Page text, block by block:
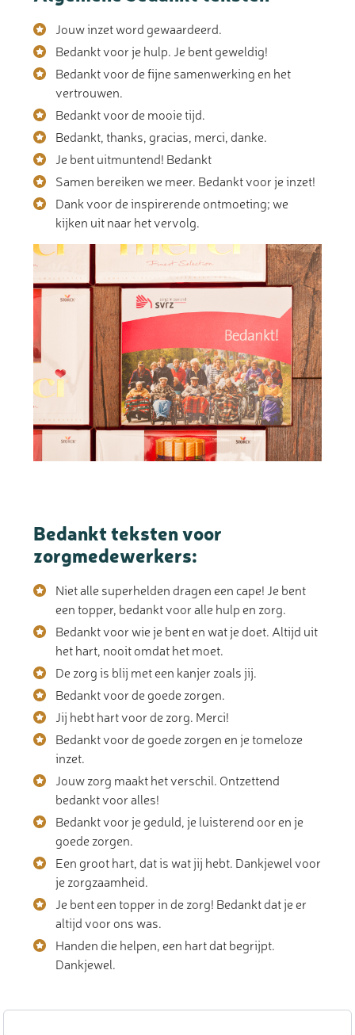
Jouw inzet word gewaardeerd.
Bedankt voor je hulp. Je bent geweldig!
Bedankt voor de fijne samenwerking en het
vertrouwen.
Bedankt voor de mooie tijd.
Bedankt, thanks, gracias, merci, danke.
Je bent uitmuntend! Bedankt
Samen bereiken we meer. Bedankt voor je inzet!
Dank voor de inspirerende ontmoeting; we
kijken uit naar het vervolg.
Bedankt teksten voor
zorgmedewerkers:
Niet alle superhelden dragen een cape! Je bent
een topper, bedankt voor alle hulp en zorg.
Bedankt voor wie je bent en wat je doet. Altijd uit
het hart, nooit omdat het moet.
De zorg is blij met een kanjer zoals jij.
Bedankt voor de goede zorgen.
Jij hebt hart voor de zorg. Merci!
Bedankt voor de goede zorgen en je tomeloze
inzet.
Jouw zorg maakt het verschil. Ontzettend
bedankt voor alles!
Bedankt voor je geduld, je luisterend oor en je
goede zorgen.
Een groot hart, dat is wat jij hebt. Dankjewel voor
je zorgzaamheid.
Je bent een topper in de zorg! Bedankt dat je er
altijd voor ons was.
Handen die helpen, een hart dat begrijpt.
Dankjewel.